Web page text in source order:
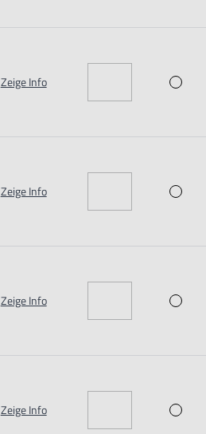
Zeige Info
Zeige Info
Zeige Info
Zeige Info